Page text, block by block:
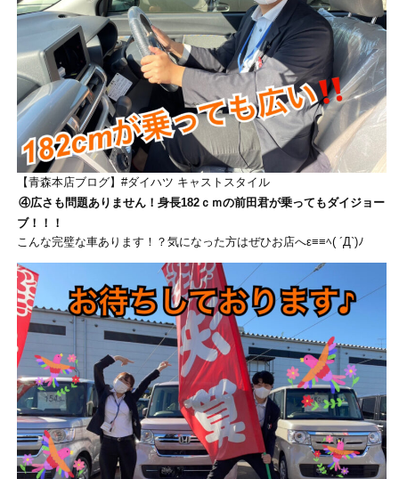
【青森本店ブログ】#ダイハツ キャストスタイル
④広さも問題ありません！身長182ｃｍの前田君が乗ってもダイジョー
ブ！！！
こんな完璧な車あります！？気になった方はぜひお店へε≡≡ﾍ( ´Д`)ﾉ